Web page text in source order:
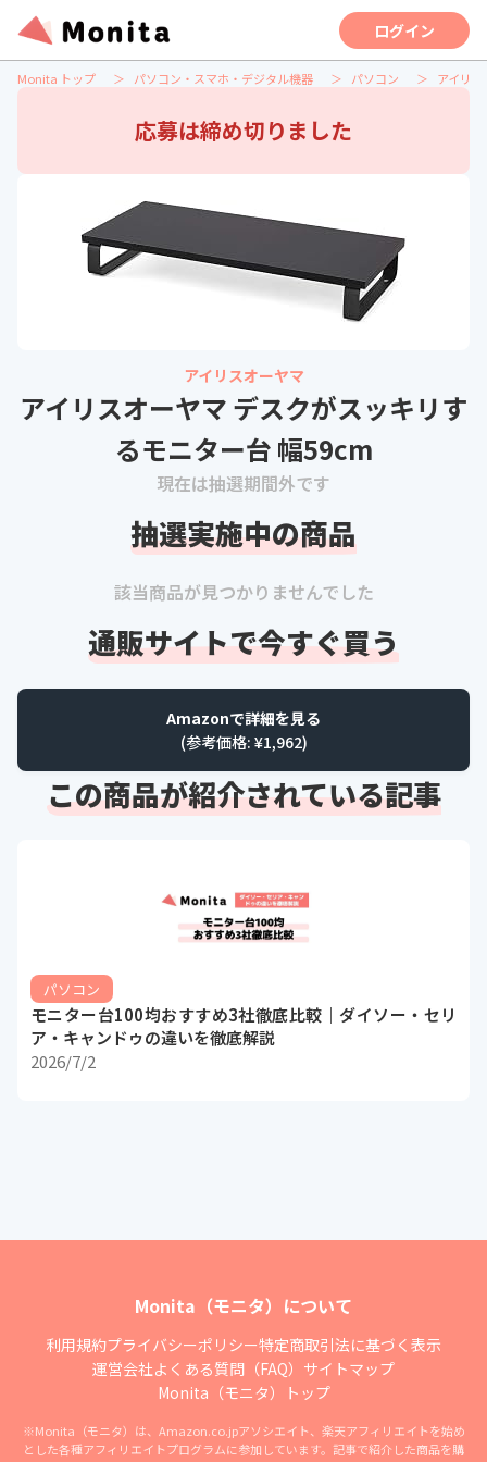
ログイン
Monita トップ パソコン・スマホ・デジタル機器 パソコン アイリ
応募は締め切りました
アイリスオーヤマ
アイリスオーヤマ デスクがスッキリす
るモニター台 幅59cm
現在は抽選期間外です
抽選実施中の商品
該当商品が見つかりませんでした
通販サイトで今すぐ買う
Amazonで詳細を見る
(参考価格: ¥1,962)
この商品が紹介されている記事
パソコン
モニター台100均おすすめ3社徹底比較｜ダイソー・セリ
ア・キャンドゥの違いを徹底解説
2026/7/2
Monita（モニタ）について
利用規約プライバシーポリシー特定商取引法に基づく表示
運営会社よくある質問（FAQ） サイトマップ
Monita（モニタ）トップ
※Monita（モニタ）は、Amazon.co.jpアソシエイト、楽天アフィリエイトを始め
とした各種アフィリエイトプログラムに参加しています。記事で紹介した商品を購